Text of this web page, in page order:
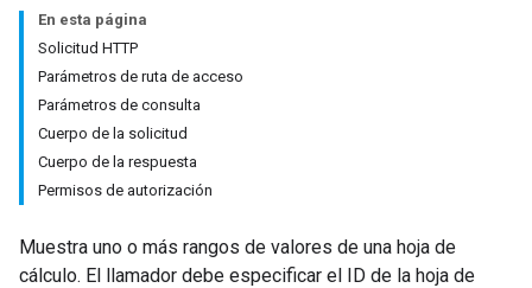
En esta página
Solicitud HTTP
Parámetros de ruta de acceso
Parámetros de consulta
Cuerpo de la solicitud
Cuerpo de la respuesta
Permisos de autorización
Muestra uno o más rangos de valores de una hoja de
cálculo. El llamador debe especificar el ID de la hoja de